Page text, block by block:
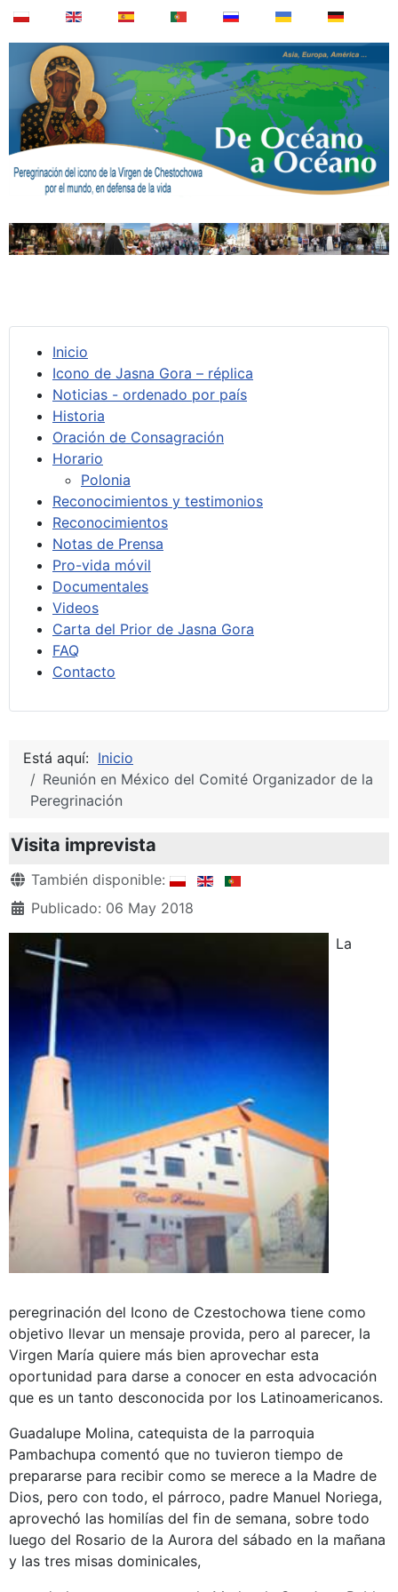
Inicio
Icono de Jasna Gora – réplica
Noticias - ordenado por país
Historia
Oración de Consagración
Horario
Polonia
Reconocimientos y testimonios
Reconocimientos
Notas de Prensa
Pro-vida móvil
Documentales
Videos
Carta del Prior de Jasna Gora
FAQ
Contacto
Está aquí: Inicio
Reunión en México del Comité Organizador de la
Peregrinación
Visita imprevista
Detalles
También disponible:
Publicado: 06 May 2018
La
peregrinación del Icono de Czestochowa tiene como
objetivo llevar un mensaje provida, pero al parecer, la
Virgen María quiere más bien aprovechar esta
oportunidad para darse a conocer en esta advocación
que es un tanto desconocida por los Latinoamericanos.
Guadalupe Molina, catequista de la parroquia
Pambachupa comentó que no tuvieron tiempo de
prepararse para recibir como se merece a la Madre de
Dios, pero con todo, el párroco, padre Manuel Noriega,
aprovechó las homilías del fin de semana, sobre todo
luego del Rosario de la Aurora del sábado en la mañana
y las tres misas dominicales,